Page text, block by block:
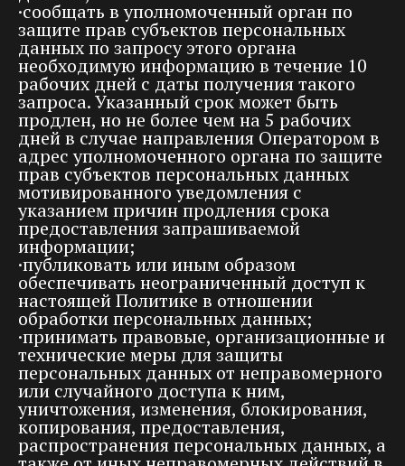
·сообщать в уполномоченный орган по
защите прав субъектов персональных
данных по запросу этого органа
необходимую информацию в течение 10
рабочих дней с даты получения такого
запроса. Указанный срок может быть
продлен, но не более чем на 5 рабочих
дней в случае направления Оператором в
адрес уполномоченного органа по защите
прав субъектов персональных данных
мотивированного уведомления с
указанием причин продления срока
предоставления запрашиваемой
информации;
·публиковать или иным образом
обеспечивать неограниченный доступ к
настоящей Политике в отношении
обработки персональных данных;
·принимать правовые, организационные и
технические меры для защиты
персональных данных от неправомерного
или случайного доступа к ним,
уничтожения, изменения, блокирования,
копирования, предоставления,
распространения персональных данных, а